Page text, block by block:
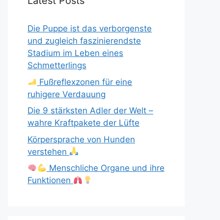
Die Puppe ist das verborgenste
und zugleich faszinierendste
Stadium im Leben eines
Schmetterlings
Fußreflexzonen für eine
ruhigere Verdauung
Die 9 stärksten Adler der Welt –
wahre Kraftpakete der Lüfte
Körpersprache von Hunden
verstehen
Menschliche Organe und ihre
Funktionen